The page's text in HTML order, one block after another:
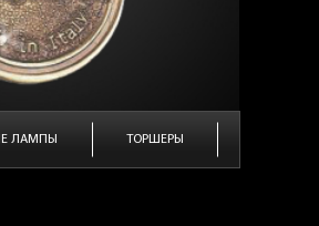
ЛАМПЫ ТОРШЕРЫ